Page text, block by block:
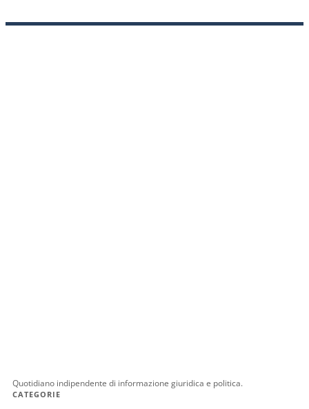
Quotidiano indipendente di informazione giuridica e politica.
CATEGORIE